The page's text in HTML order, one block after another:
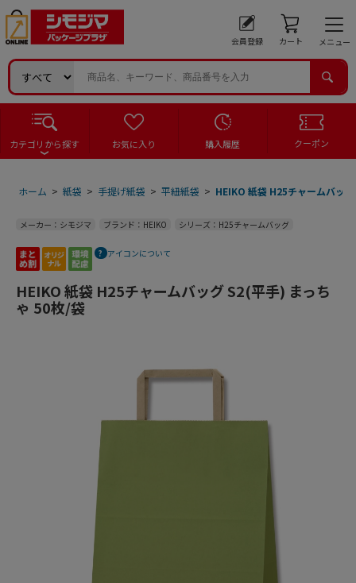
会員登録 カート メニュー
カテゴリから探す お気に入り 購入履歴 クーポン
ホーム > 紙袋 > 手提げ紙袋 > 平紐紙袋 > HEIKO 紙袋 H25チャームバッ
メーカー：シモジマ ブランド：HEIKO シリーズ：H25チャームバッグ
アイコンについて
HEIKO 紙袋 H25チャームバッグ S2(平手) まっち
ゃ 50枚/袋